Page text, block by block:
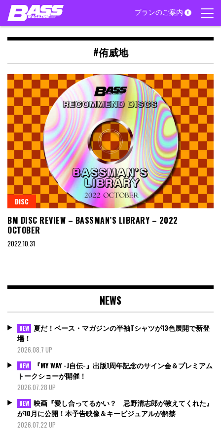
Skip
content
プランのご案内
#侑威地
DISC
BM DISC REVIEW – BASSMAN’S LIBRARY – 2022
OCTOBER
2022.10.31
NEWS
NEW 夏だ！ベース・マガジンの半袖Tシャツが13色展開で新登
場！
2026.08.7 UP
NEW
『MY WAY -J自伝-』出版1周年記念のサイン会＆プレミアム
トークショーが開催！
2026.07.28 UP
NEW 映画『愛し合ってるかい？ 忌野清志郎が教えてくれた』
が10月に公開！本予告映像＆キービジュアルが解禁
2026.07.22 UP